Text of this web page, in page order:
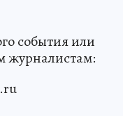
события или
журналистам: